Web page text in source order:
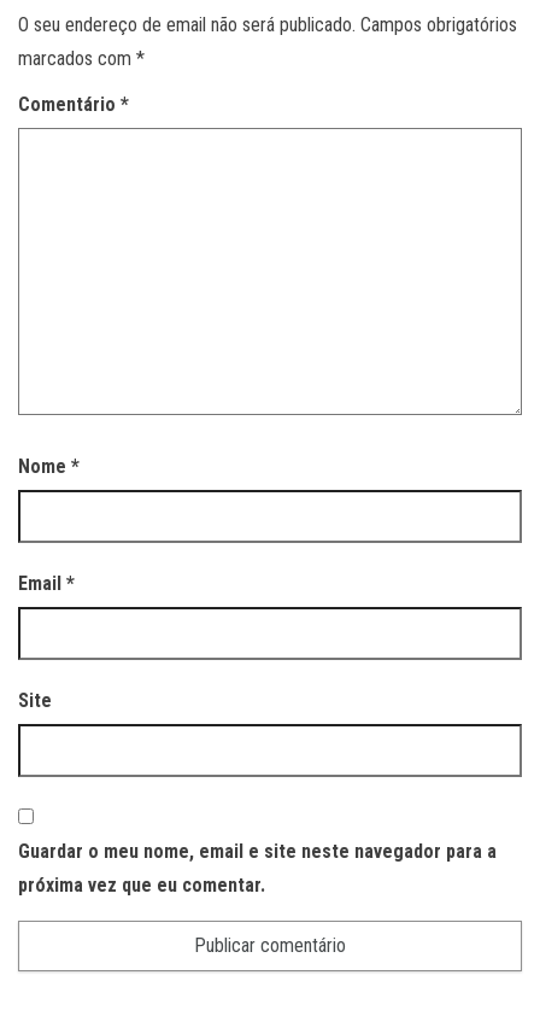
O seu endereço de email não será publicado. Campos obrigatórios
marcados com *
Comentário *
Nome *
Email *
Site
Guardar o meu nome, email e site neste navegador para a
próxima vez que eu comentar.